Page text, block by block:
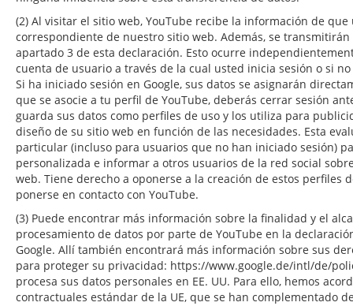
(2) Al visitar el sitio web, YouTube recibe la información de
correspondiente de nuestro sitio web. Además, se
apartado 3 de esta declaración. Esto ocurre
cuenta de usuario a través de la cual usted inicia sesión o si
Si ha iniciado sesión en Google, sus datos se asignarán
que se asocie a tu perfil de YouTube, deberás cerrar sesión
guarda sus datos como perfiles de uso y los utiliza para
diseño de su sitio web en función de las necesidades. Esta
particular (incluso para usuarios que no han iniciado sesión)
personalizada e informar a otros usuarios de la red social
web. Tiene derecho a oponerse a la creación de estos perfiles
ponerse en contacto con YouTube.
(3) Puede encontrar más información sobre la finalidad y el
procesamiento de datos por parte de YouTube en la
Google. Allí también encontrará más información sobre sus
para proteger su privacidad: https://www.google.de/intl/de/
procesa sus datos personales en EE. UU. Para ello, hemos
contractuales estándar de la UE, que se han complementado